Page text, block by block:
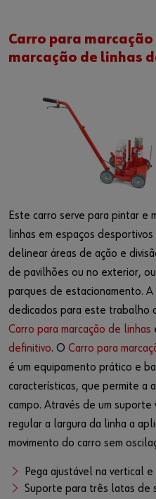
Carro para
marcação de linhas
Este carro serve para pintar e
linhas em espaços
delinear áreas de ação e
de pavilhões ou no exterior,
parques de estacionamento.
dedicados para este trabalho
Carro para marcação de linhas
definitivo. O Carro para
é um equipamento prático e
características, que permite a
campo. Através de um
regular a largura da linha a
movimento do carro sem
Pega ajustável na vertical
Suporte para três latas de